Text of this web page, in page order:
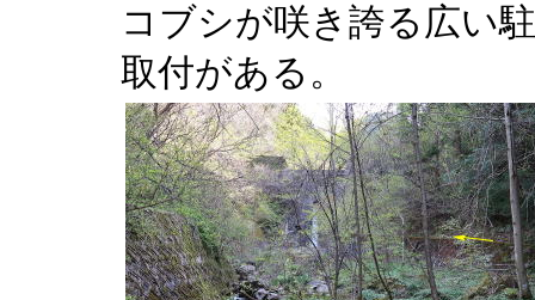
コブシが咲き誇る広い
取付がある。